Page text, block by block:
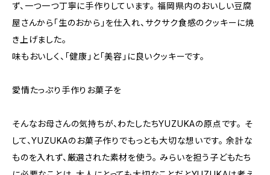
ず、一つ一つ丁寧に手作りしています。 福岡県内のおいしい豆腐
屋さんから「生のおから」を仕入れ、サクサク食感のクッキーに焼
き上げました。
味もおいしく、「健康」と「美容」に良いクッキーです。
愛情たっぷり手作りお菓子を
そんなお母さんの気持ちが、わたしたちYUZUKAの原点です。 そ
して、YUZUKAのお菓子作りでもっとも大切な想いです。 余計な
ものを入れず、厳選された素材を使う。 みらいを担う子どもたち